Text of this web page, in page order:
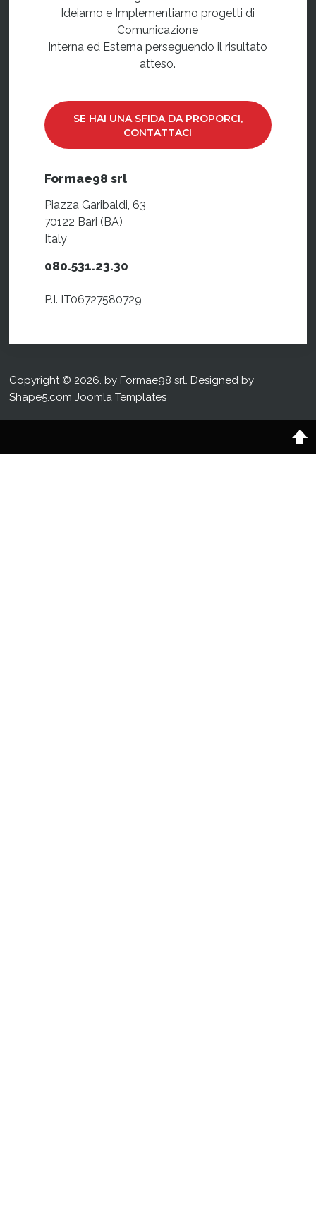
Ideiamo e Implementiamo progetti di
Comunicazione
Interna ed Esterna perseguendo il risultato
atteso.
SE HAI UNA SFIDA DA PROPORCI,
CONTATTACI
Formae98 srl
Piazza Garibaldi, 63
70122 Bari (BA)
Italy
080.531.23.30
P.I. IT06727580729
Copyright © 2026. by Formae98 srl. Designed by
Shape5.comJoomla Templates